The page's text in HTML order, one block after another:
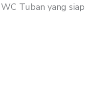
Tuban yang siap